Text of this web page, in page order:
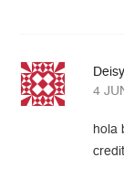
4
hola